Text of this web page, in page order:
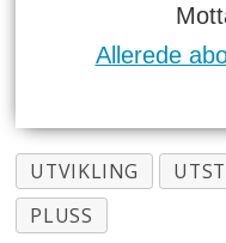
Allerede
UTVIKLING
PLUSS